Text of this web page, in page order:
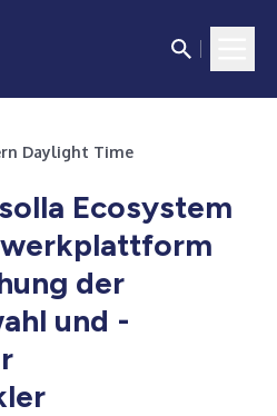
Daylight Time
Ecosystem
der
und -